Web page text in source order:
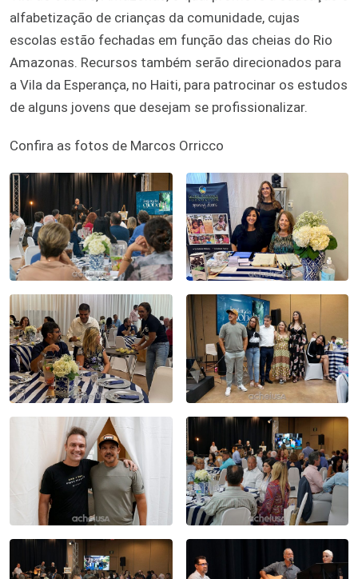
alfabetização de crianças da comunidade, cujas
escolas estão fechadas em função das cheias do Rio
Amazonas. Recursos também serão direcionados para
a Vila da Esperança, no Haiti, para patrocinar os estudos
de alguns jovens que desejam se profissionalizar.
Confira as fotos de Marcos Orricco